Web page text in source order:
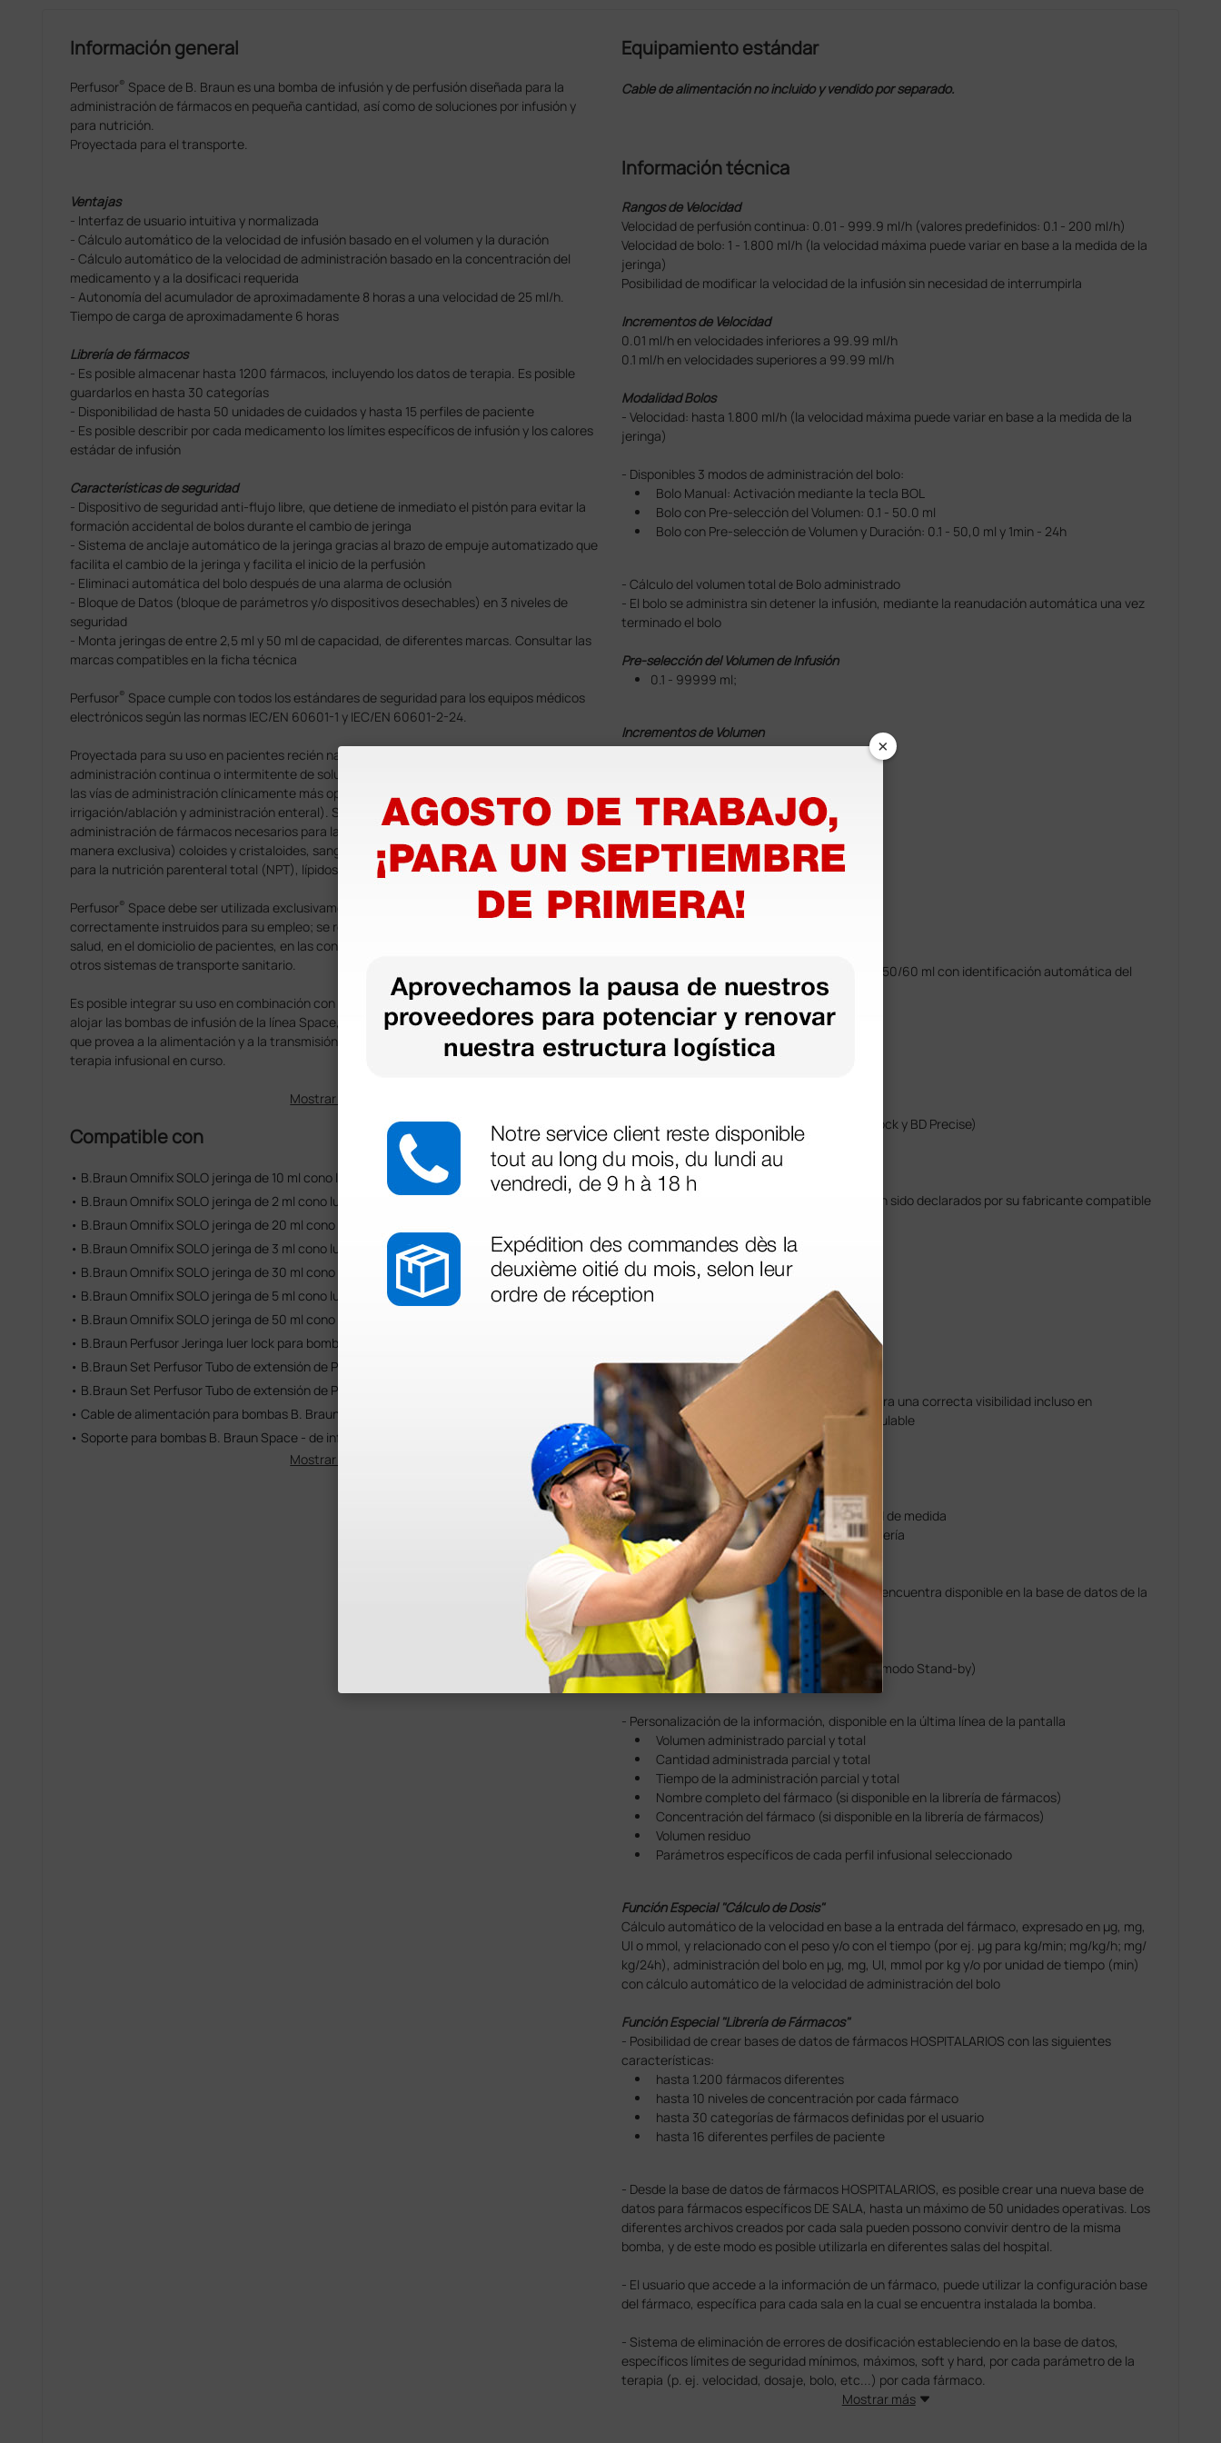
Información general
Perfusor® Space de B. Braun es una bomba de infusión y de perfusión diseñada para la
administración de fármacos en pequeña cantidad, así como de soluciones por infusión y
para nutrición.
Proyectada para el transporte.
Ventajas
- Interfaz de usuario intuitiva y normalizada
- Cálculo automático de la velocidad de infusión basado en el volumen y la duración
- Cálculo automático de la velocidad de administración basado en la concentración del
medicamento y a la dosificaci requerida
- Autonomía del acumulador de aproximadamente 8 horas a una velocidad de 25 ml/h.
Tiempo de carga de aproximadamente 6 horas
Librería de fármacos
- Es posible almacenar hasta 1200 fármacos, incluyendo los datos de terapia. Es posible
guardarlos en hasta 30 categorías
- Disponibilidad de hasta 50 unidades de cuidados y hasta 15 perfiles de paciente
- Es posible describir por cada medicamento los límites específicos de infusión y los calores
estádar de infusión
Características de seguridad
- Dispositivo de seguridad anti-flujo libre, que detiene de inmediato el pistón para evitar la
formación accidental de bolos durante el cambio de jeringa
- Sistema de anclaje automático de la jeringa gracias al brazo de empuje automatizado que
facilita el cambio de la jeringa y facilita el inicio de la perfusión
- Eliminaci automática del bolo después de una alarma de oclusión
- Bloque de Datos (bloque de parámetros y/o dispositivos desechables) en 3 niveles de
seguridad
- Monta jeringas de entre 2,5 ml y 50 ml de capacidad, de diferentes marcas. Consultar las
marcas compatibles en la ficha técnica
Perfusor® Space cumple con todos los estándares de seguridad para los equipos médicos
electrónicos según las normas IEC/EN 60601-1 y IEC/EN 60601-2-24.
Proyectada para su uso en pacientes recién nacidos, pediátricos y adultos, para la
administración continua o intermitente de soluciones parenterales o enterales a través de
las vías de administración clínicamente más oportunas (por ej. administración endovenosa,
irrigación/ablación y administración enteral). Se recomienda utilizar el equipo para la
administración de fármacos necesarios para la terapia infusional, que pueden incluir (no de
manera exclusiva) coloides y cristaloides, sangre y componentes sanguíneos, soluciones
para la nutrición parenteral total (NPT), lípidos y soluciones para la administración enteral.
Perfusor® Space debe ser utilizada exclusivamente por profesionales médicos y de la salud
correctamente instruidos para su empleo; se recomienda su uso en hospitales y centros de
salud, en el domiciolio de pacientes, en las consultas privadas e incluso en ambulancias y
otros sistemas de transporte sanitario.
Es posible integrar su uso en combinación con el sistema B. Braun Space, diseñado para
alojar las bombas de infusión de la línea Space, realizando un sistema de infusión completo
que provea a la alimentación y a la transmisión de los datos, si necesaria, acerca de la
terapia infusional en curso.
Mostrar más
Compatible con
• B.Braun Omnifix SOLO jeringa de 10 ml cono luer lock
• B.Braun Omnifix SOLO jeringa de 2 ml cono luer lock
• B.Braun Omnifix SOLO jeringa de 20 ml cono luer lock
• B.Braun Omnifix SOLO jeringa de 3 ml cono luer lock
• B.Braun Omnifix SOLO jeringa de 30 ml cono luer lock
• B.Braun Omnifix SOLO jeringa de 5 ml cono luer lock
• B.Braun Omnifix SOLO jeringa de 50 ml cono luer lock
• B.Braun Perfusor Jeringa luer lock para bombas de jeringa - 20 ml
• B.Braun Set Perfusor Tubo de extensión de PE para bombas de jeringa - 150 cm
• B.Braun Set Perfusor Tubo de extensión de PVC para bombas de jeringa - 75 cm
• Cable de alimentación para bombas B. Braun Space
• Soporte para bombas B. Braun Space - de infusión y de perfusión
Mostrar más
Equipamiento estándar
Cable de alimentación no incluido y vendido por separado.
Información técnica
Rangos de Velocidad
Velocidad de perfusión continua: 0.01 - 999.9 ml/h (valores predefinidos: 0.1 - 200 ml/h)
Velocidad de bolo: 1 - 1.800 ml/h (la velocidad máxima puede variar en base a la medida de la
jeringa)
Posibilidad de modificar la velocidad de la infusión sin necesidad de interrumpirla
Incrementos de Velocidad
0.01 ml/h en velocidades inferiores a 99.99 ml/h
0.1 ml/h en velocidades superiores a 99.99 ml/h
Modalidad Bolos
- Velocidad: hasta 1.800 ml/h (la velocidad máxima puede variar en base a la medida de la
jeringa)
- Disponibles 3 modos de administración del bolo:
Bolo Manual: Activación mediante la tecla BOL
Bolo con Pre-selección del Volumen: 0.1 - 50.0 ml
Bolo con Pre-selección de Volumen y Duración: 0.1 - 50,0 ml y 1min - 24h
- Cálculo del volumen total de Bolo administrado
- El bolo se administra sin detener la infusión, mediante la reanudación automática una vez
terminado el bolo
Pre-selección del Volumen de Infusión
0.1 - 99999 ml;
Incrementos de Volumen
0.01 ml entre 0.1 y 99.99 ml
Pre-selección de la Duración de la Infusión
00:01 - 99:59 h con intervalos de 1 min
Precisión mecánica (sólo bomba):
- Capacidad: 2/3 ml, 5 ml, 10 ml, 20 ml, 30 ml, 50/60 ml con identificación automática del
calibre
- Marcas disponibles para la vía parenteral:
B. Braun (OPS y Omnifix)
Medtronic/Covidien (Monoject)
Becton Dickinson (Plastipak, BD Luer Lock y BD Precise)
Fresenius (Injectomat)
Polfa
Margomed
todas las marcas cuyos dispositivos han sido declarados por su fabricante compatible
- Marcas disponibles para la vía enteral:
Baxa
Pantalla LCD
- Pantalla de alta definición retroiluminada para una correcta visibilidad incluso en
ambientes poco iluminados. Luminosidad regulable
- Parámetros siempre visibles
Infusión en curso
Tipo de perfil infusional seleccionado
Velocidad / Dosis de infusión con unidad de medida
Carga mediante red eléctrica o con batería
Nivel batería
Alarmas con descripción textual
Nombre simplificado del fármaco (si se encuentra disponible en la base de datos de la
librería de medicamentos)
Nivel de presión en la línea del paciente
Nivel de presión seleccionado
Tiempo residuo de la pausa (durante el modo Stand-by)
- Personalización de la información, disponible en la última línea de la pantalla
Volumen administrado parcial y total
Cantidad administrada parcial y total
Tiempo de la administración parcial y total
Nombre completo del fármaco (si disponible en la librería de fármacos)
Concentración del fármaco (si disponible en la librería de fármacos)
Volumen residuo
Parámetros específicos de cada perfil infusional seleccionado
Función Especial "Cálculo de Dosis"
Cálculo automático de la velocidad en base a la entrada del fármaco, expresado en μg, mg,
UI o mmol, y relacionado con el peso y/o con el tiempo (por ej. μg para kg/min; mg/kg/h; mg/
kg/24h), administración del bolo en μg, mg, UI, mmol por kg y/o por unidad de tiempo (min)
con cálculo automático de la velocidad de administración del bolo
Función Especial "Librería de Fármacos"
- Posibilidad de crear bases de datos de fármacos HOSPITALARIOS con las siguientes
características:
hasta 1.200 fármacos diferentes
hasta 10 niveles de concentración por cada fármaco
hasta 30 categorías de fármacos definidas por el usuario
hasta 16 diferentes perfiles de paciente
- Desde la base de datos de fármacos HOSPITALARIOS, es posible crear una nueva base de
datos para fármacos específicos DE SALA, hasta un máximo de 50 unidades operativas. Los
diferentes archivos creados por cada sala pueden possono convivir dentro de la misma
bomba, y de este modo es posible utilizarla en diferentes salas del hospital.
- El usuario que accede a la información de un fármaco, puede utilizar la configuración base
del fármaco, específica para cada sala en la cual se encuentra instalada la bomba.
- Sistema de eliminación de errores de dosificación estableciendo en la base de datos,
específicos límites de seguridad mínimos, máximos, soft y hard, por cada parámetro de la
terapia (p. ej. velocidad, dosaje, bolo, etc...) por cada fármaco.
Mostrar más
×